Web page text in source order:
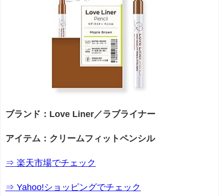
ブランド：Love Liner／ラブライナー
アイテム：クリームフィットペンシル
⇒ 楽天市場でチェック
⇒ Yahoo!ショッピングでチェック